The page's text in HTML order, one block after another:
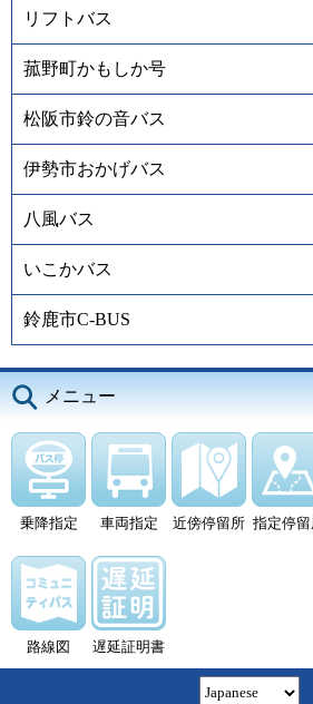
リフトバス
菰野町かもしか号
松阪市鈴の音バス
伊勢市おかげバス
八風バス
いこかバス
鈴鹿市C-BUS
メニュー
乗降指定 車両指定 近傍停留所 指定停
路線図 遅延証明書